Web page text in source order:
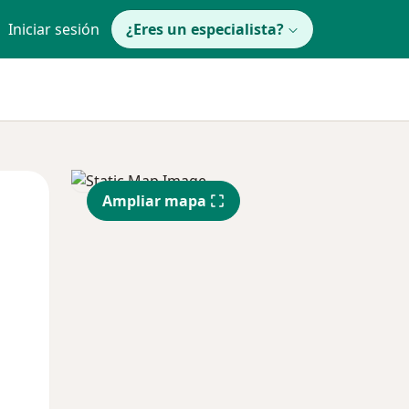
Iniciar sesión ¿Eres un especialista?
Jue
13 Ago
Vie
14 Ago
Ampliar mapa